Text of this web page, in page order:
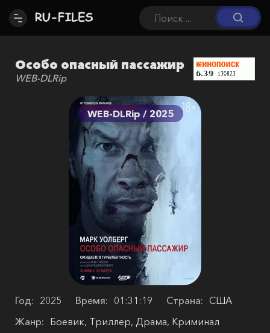
Особо опасный пассажир
WEB-DLRip
WEB-DLRip / 2025
Год: 2025 Время: 01:31:19 Страна: США
Жанр: Боевик, Триллер, Драма, Криминал